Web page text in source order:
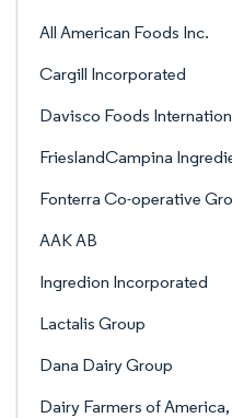
All American Foods Inc.
Cargill Incorporated
Davisco Foods
FrieslandCampina
Fonterra Co-operative
AAK AB
Ingredion Incorporated
Lactalis Group
Dana Dairy Group
Dairy Farmers of America,